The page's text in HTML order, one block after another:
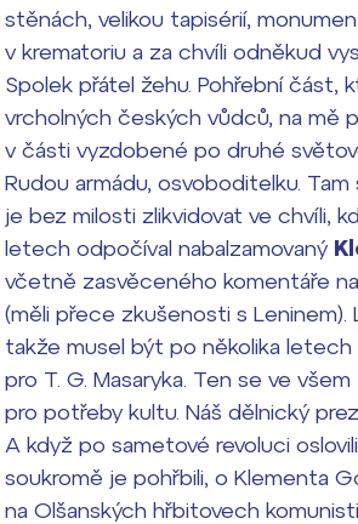
stěnách, velikou tapisérií,
v krematoriu a za chvíli odněkud
Spolek přátel žehu. Pohřební část,
vrcholných českých vůdců, na mě
v části vyzdobené po druhé
Rudou armádu, osvoboditelku.
je bez milosti zlikvidovat ve chvíli,
letech odpočíval nabalzamovaný
včetně zasvěceného komentáře
(měli přece zkušenosti s Leninem).
takže musel být po několika
pro T. G. Masaryka. Ten se ve
pro potřeby kultu. Náš dělnický
A když po sametové revoluci
soukromě je pohřbili, o Klementa
na Olšanských hřbitovech